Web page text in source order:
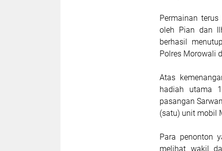
Permainan
oleh Pian dan
berhasil
Polres Morowali
Atas
hadiah utama
pasangan
(satu) unit mobil
Para penonton
melihat wakil